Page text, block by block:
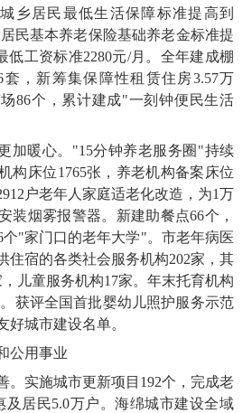
乡居民最低生活保障标准提高到
民基本养老保险基础养老金标准提
低工资标准2280元/月。全年建成棚
套，新筹集保障性租赁住房3.57万
86个，累计建成"一刻钟便民生活
加暖心。"15分钟养老服务圈 "持续
构床位1765张，养老机构备案床位
户老年人家庭适老化改造，为1万
装烟雾报警器。新建助餐点66个，
个"家门口的老年大学"。市老年病医
住宿的各类社会服务机构202家，其
，儿童服务机构17家。年末托育机构
获评全国首批婴幼儿照护服务示范
好城市建设名单。
公用事业
。实施城市更新项目 192个，完成老
及居民5.0万户。海绵城市建设全域